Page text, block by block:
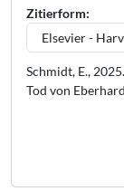
Zitierform:
Schmidt, E.,
Tod von